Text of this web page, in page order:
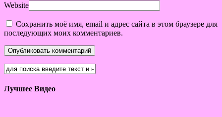
Website
Сохранить моё имя, email и адрес сайта в этом браузере для
последующих моих комментариев.
Лучшее Видео